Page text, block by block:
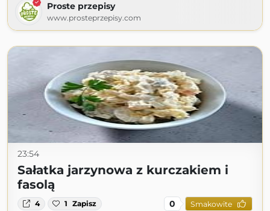
Proste przepisy
www.prosteprzepisy.com
23:54
Sałatka jarzynowa z kurczakiem i
fasolą
4 1 Zapisz 0 Smakowite